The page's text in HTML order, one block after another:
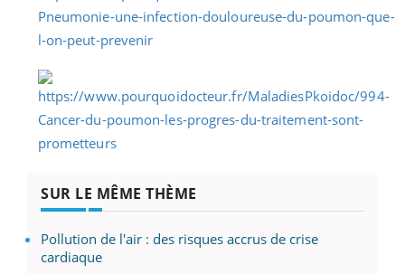
SUR LE MÊME THÈME
Pollution de l'air : des risques accrus de crise
cardiaque